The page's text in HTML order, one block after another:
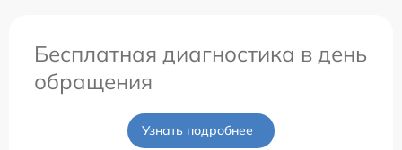
Бесплатная диагностика в день
обращения
Узнать подробнее